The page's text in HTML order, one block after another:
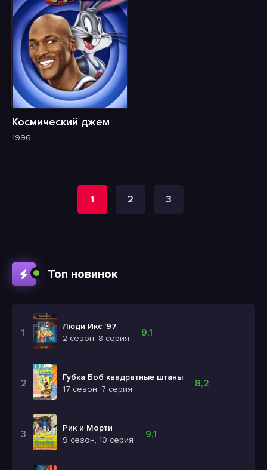
Топ новинок
Люди Икс ’97
2 сезон, 8 серия
9,1
Губка Боб квадратные штаны
17 сезон, 7 серия
8,2
Рик и Морти
9 сезон, 10 серия
9,1
Космический джем
1996
1 2 3